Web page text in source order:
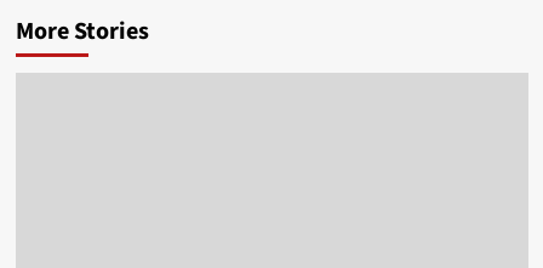
More Stories